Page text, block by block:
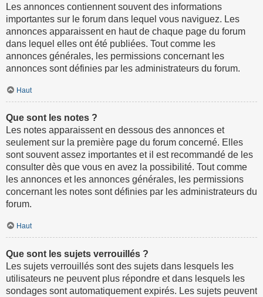
Les annonces contiennent souvent des informations
importantes sur le forum dans lequel vous naviguez. Les
annonces apparaissent en haut de chaque page du forum
dans lequel elles ont été publiées. Tout comme les
annonces générales, les permissions concernant les
annonces sont définies par les administrateurs du forum.
Haut
Que sont les notes ?
Les notes apparaissent en dessous des annonces et
seulement sur la première page du forum concerné. Elles
sont souvent assez importantes et il est recommandé de les
consulter dès que vous en avez la possibilité. Tout comme
les annonces et les annonces générales, les permissions
concernant les notes sont définies par les administrateurs du
forum.
Haut
Que sont les sujets verrouillés ?
Les sujets verrouillés sont des sujets dans lesquels les
utilisateurs ne peuvent plus répondre et dans lesquels les
sondages sont automatiquement expirés. Les sujets peuvent